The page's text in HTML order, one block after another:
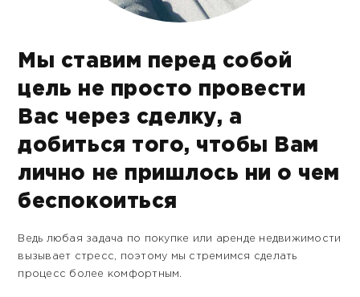
Мы ставим перед собой
цель не просто провести
Вас через сделку, а
добиться того, чтобы Вам
лично не пришлось ни о чем
беспокоиться
Ведь любая задача по покупке или аренде недвижимости
вызывает стресс, поэтому мы стремимся сделать
процесс более комфортным.